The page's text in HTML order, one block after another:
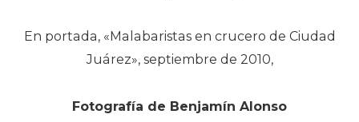
En portada, «Malabaristas en crucero de Ciudad
Juárez», septiembre de 2010,
Fotografía de Benjamín Alonso